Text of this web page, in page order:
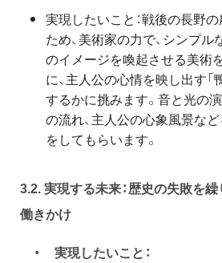
実現したいこと：戦後の長野
ため、美術家の力で、シンプ
のイメージを喚起させる美術
に、主人公の心情を映し出す「
するかに挑みます。音と光の
の流れ、主人公の心象風景な
をしてもらいます。
3.2. 実現する未来：歴史の失敗を
働きかけ
・ 実現したいこと：